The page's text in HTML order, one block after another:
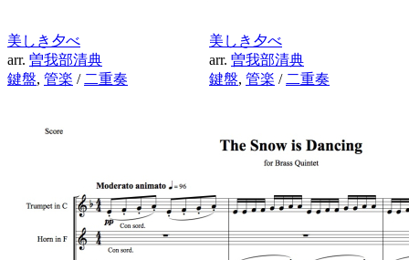
美しき夕べ
arr. 曽我部清典
鍵盤, 管楽 / 二重奏
美しき夕べ
arr. 曽我部清典
鍵盤, 管楽 / 二重奏